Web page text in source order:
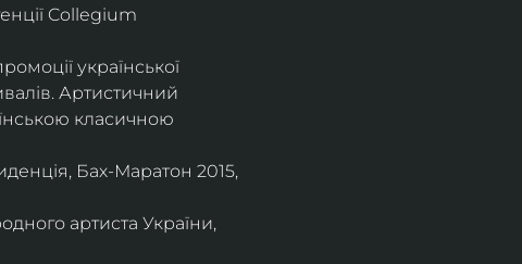
Collegium
української
Артистичний
класичною
Бах-Маратон 2015,
артиста України,